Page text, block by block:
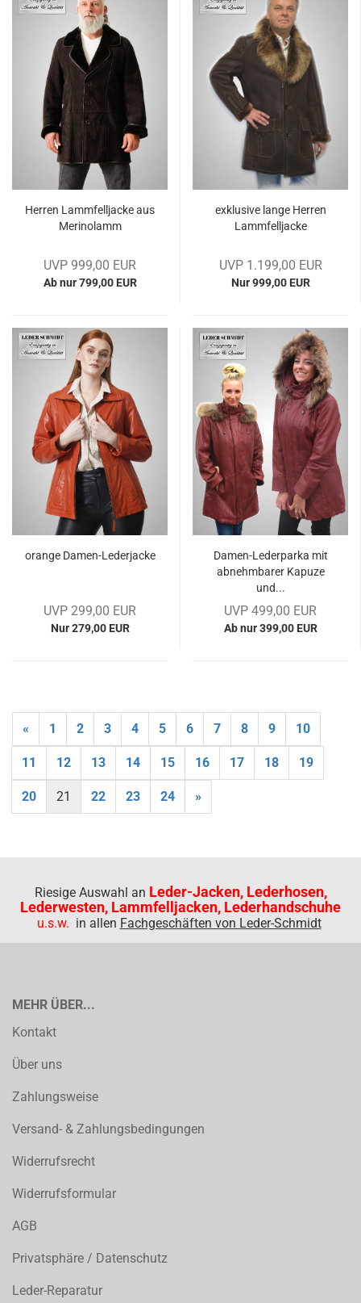
Her­ren Lamm­fell­ja­cke aus
Me­ri­nolamm
UVP 999,00 EUR
Ab nur 799,00 EUR
ex­klu­si­ve lange Her­ren
Lamm­fell­ja­cke
UVP 1.199,00 EUR
Nur 999,00 EUR
oran­ge Damen-​​Le­der­ja­cke
UVP 299,00 EUR
Nur 279,00 EUR
Damen-​​Le­der­par­ka mit
ab­nehm­ba­rer Ka­pu­ze
und...
UVP 499,00 EUR
Ab nur 399,00 EUR
« 1 2 3 4 5 6 7 8 9 10
11 12 13 14 15 16 17 18 19
20 21 22 23 24 »
Riesige Auswahl an Leder-Jacken, Lederhosen,
Lederwesten, Lammfelljacken, Lederhandschuhe
u.s.w. in allen Fachgeschäften von Leder-Schmidt
MEHR ÜBER...
Kontakt
Über uns
Zahlungsweise
Versand- & Zahlungsbedingungen
Widerrufsrecht
Widerrufsformular
AGB
Privatsphäre / Datenschutz
Leder-Reparatur